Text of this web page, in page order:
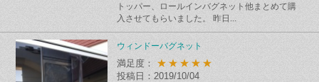
トッパー、ロールインバグネット他まとめて購
入させてもらいました。 昨日...
ウィンドーバグネット
満足度： ★★★★★
投稿日：2019/10/04